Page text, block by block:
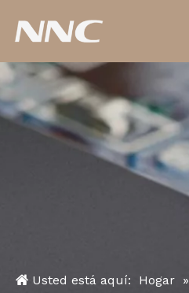
Usted está aquí: Hogar »